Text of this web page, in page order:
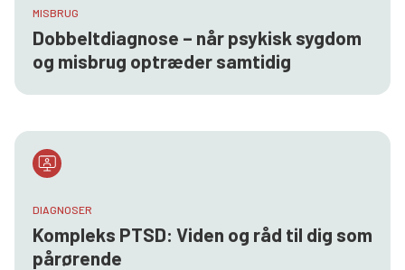
MISBRUG
Dobbeltdiagnose – når psykisk sygdom
og misbrug optræder samtidig
DIAGNOSER
Kompleks PTSD: Viden og råd til dig som
pårørende